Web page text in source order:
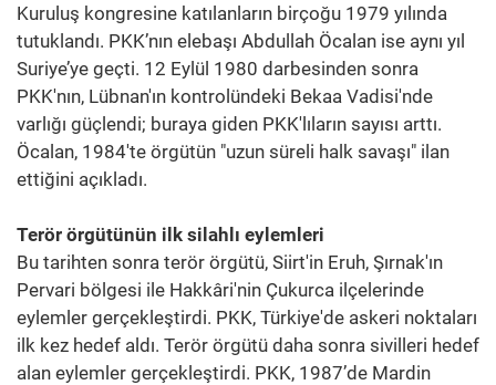
Kuruluş kongresine katılanların birçoğu 1979 yılında
tutuklandı. PKK’nın elebaşı Abdullah Öcalan ise aynı yıl
Suriye’ye geçti. 12 Eylül 1980 darbesinden sonra
PKK'nın, Lübnan'ın kontrolündeki Bekaa Vadisi'nde
varlığı güçlendi; buraya giden PKK'lıların sayısı arttı.
Öcalan, 1984'te örgütün "uzun süreli halk savaşı" ilan
ettiğini açıkladı.
Terör örgütünün ilk silahlı eylemleri
Bu tarihten sonra terör örgütü, Siirt'in Eruh, Şırnak'ın
Pervari bölgesi ile Hakkâri'nin Çukurca ilçelerinde
eylemler gerçekleştirdi. PKK, Türkiye'de askeri noktaları
ilk kez hedef aldı. Terör örgütü daha sonra sivilleri hedef
alan eylemler gerçekleştirdi. PKK, 1987’de Mardin